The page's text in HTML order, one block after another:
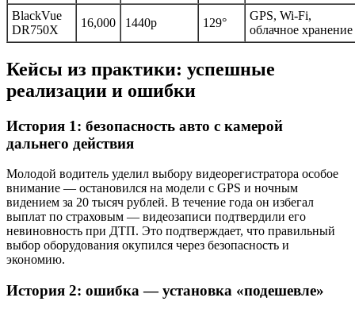
BlackVue
DR750X
16,000 1440p 129°
GPS, Wi-Fi,
облачное хранение
Кейсы из практики: успешные
реализации и ошибки
История 1: безопасность авто с камерой
дальнего действия
Молодой водитель уделил выбору видеорегистратора особое
внимание — остановился на модели с GPS и ночным
видением за 20 тысяч рублей. В течение года он избегал
выплат по страховым — видеозаписи подтвердили его
невиновность при ДТП. Это подтверждает, что правильный
выбор оборудования окупился через безопасность и
экономию.
История 2: ошибка — установка «подешевле»